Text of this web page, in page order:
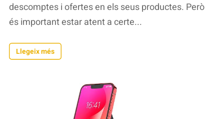
descomptes i ofertes en els seus productes. Però
és important estar atent a certe...
Llegeix més